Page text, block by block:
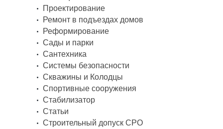
Проектирование
Ремонт в подъездах домов
Реформирование
Сады и парки
Сантехника
Системы безопасности
Скважины и Колодцы
Спортивные сооружения
Стабилизатор
Статьи
Строительный допуск СРО